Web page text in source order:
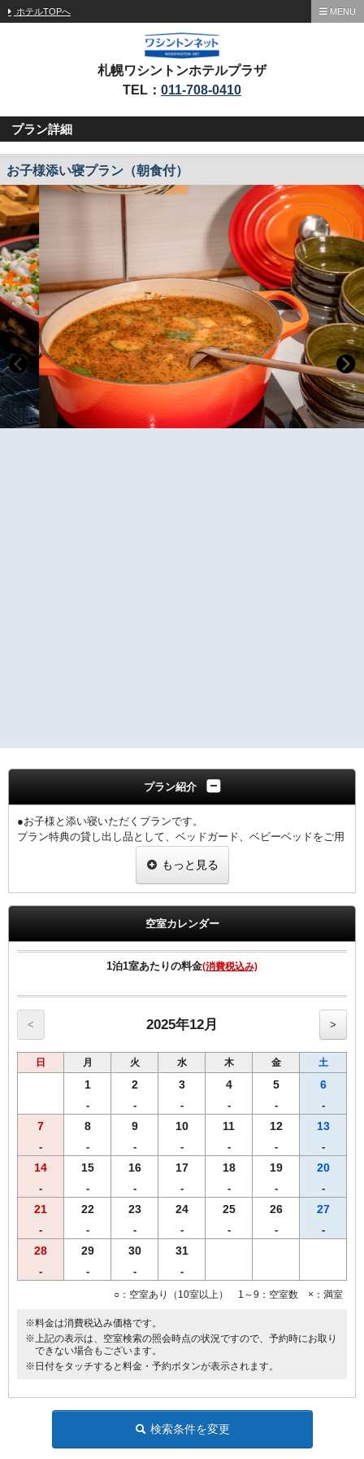
ホテルTOPへ MENU
札幌ワシントンホテルプラザ
TEL： 011-708-0410
プラン詳細
お子様添い寝プラン（朝食付）
プラン紹介
●お子様と添い寝いただくプランです。
プラン特典の貸し出し品として、ベッドガード、ベビーベッドをご用
ご使用の際はフロントへお申し付けください。
※数に限りがございますので、ご対応できない場合がございます
もちろん小学生以下のお子様なのでお子様分の料金は発生しません。
※添い寝は１つのベッドにつきお子様１名様までとなります。
す！
・全室インターネット回線接続可能（Wi-Fi・有線LAN）
♪朝食付♪
お子様用朝食もご用意しています。880円（税込）
※チェックインの際、フロントで朝食券をお求めください。
【客室のご案内】
◆個別空調システム
◆Wi-Fi接続・有線LAN接続のインターネット環境無料
◆加湿機能付空気清浄機
◆枕元USBコンセント
（YouTube、Prime Video、NETFLIX、Hulu、AbemaTV、U-NEXT）
◆HDMIケーブル完備
◆ＶＯＤルームシアター全室設置（1日1,000円）
※ツインルームはバストイレ別になります。
もっと見る
空室カレンダー
1泊1室あたりの料金(消費税込み)
< 2025年12月 >
日 月 火 水 木 金 土
1
-
2
-
3
-
4
-
5
-
6
-
7
-
8
-
9
-
10
-
11
-
12
-
13
-
14
-
15
-
16
-
17
-
18
-
19
-
20
-
21
-
22
-
23
-
24
-
25
-
26
-
27
-
28
-
29
-
30
-
31
-
○：空室あり（10室以上） 1～9：空室数 ×：満室
※料金は消費税込み価格です。
※上記の表示は、空室検索の照会時点の状況ですので、予約時にお取り
できない場合もございます。
※日付をタッチすると料金・予約ボタンが表示されます。
検索条件を変更